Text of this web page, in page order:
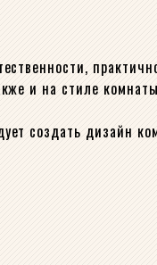
и на стиле
создать дизайн